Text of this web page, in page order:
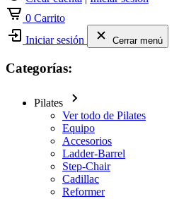
0 Carrito
Iniciar sesión
Cerrar menú
Categorías:
Pilates
Ver todo de Pilates
Equipo
Accesorios
Ladder-Barrel
Step-Chair
Cadillac
Reformer